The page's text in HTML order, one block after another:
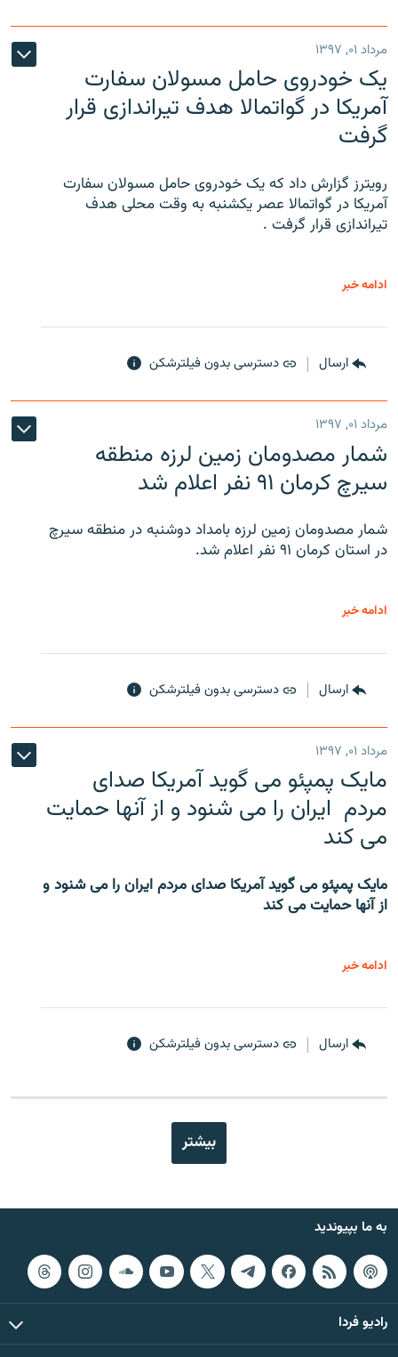
مرداد ۰۱, ۱۳۹۷
یک خودروی حامل مسولان سفارت
آمریکا در گواتمالا هدف تیراندازی قرار
گرفت
رویترز گزارش داد که یک خودروی حامل مسولان سفارت
آمریکا در گواتمالا عصر یکشنبه به وقت محلی هدف
تیراندازی قرار گرفت .
ادامه خبر
ارسال دسترسی بدون فیلترشکن
مرداد ۰۱, ۱۳۹۷
شمار مصدومان زمین لرزه منطقه
سیرچ کرمان ۹۱ نفر اعلام شد
شمار مصدومان زمین لرزه بامداد دوشنبه در منطقه سیرچ
در استان کرمان ۹۱ نفر اعلام شد.
ادامه خبر
ارسال دسترسی بدون فیلترشکن
مرداد ۰۱, ۱۳۹۷
مایک پمپئو می گوید آمریکا صدای
مردم ایران را می شنود و از آنها حمایت
می کند
مایک پمپئو می گوید آمریکا صدای مردم ایران را می شنود و
از آنها حمایت می کند
ادامه خبر
ارسال دسترسی بدون فیلترشکن
بیشتر
به ما بپیوندید
رادیو فردا